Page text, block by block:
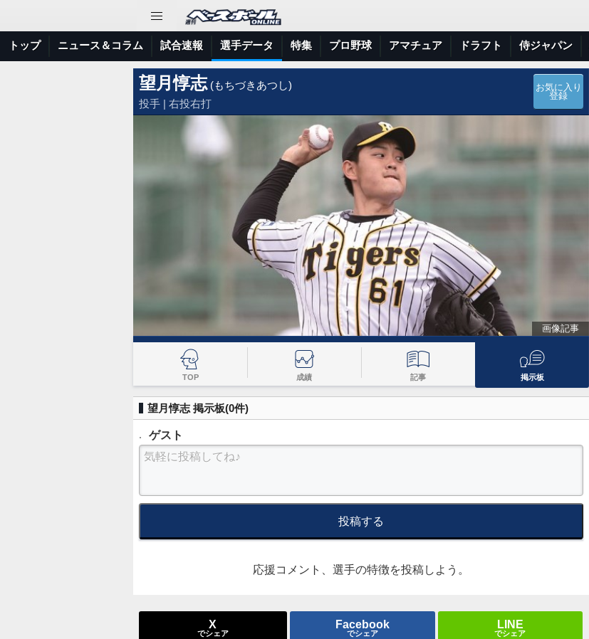
トップ ニュース＆コラム 試合速報 選手データ 特集 プロ野球 アマチュア ドラフト 侍ジャパン
望月惇志 (もちづきあつし)
投手 | 右投右打
お気に入り
登録
画像記事
TOP 成績 記事 掲示板
望月惇志 掲示板(0件)
ゲスト
気軽に投稿してね♪
投稿する
応援コメント、選手の特徴を投稿しよう。
X
でシェア
Facebook
でシェア
LINE
でシェア